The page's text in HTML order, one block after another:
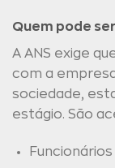
Quem pode
A ANS exige
com a
sociedade,
estágio. São
Funcionários